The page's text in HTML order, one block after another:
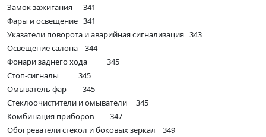
Замок зажигания 341
Фары и освещение 341
Указатели поворота и аварийная сигнализация 343
Освещение салона 344
Фонари заднего хода 345
Стоп-сигналы 345
Омыватель фар 345
Стеклоочистители и омыватели 345
Комбинация приборов 347
Обогреватели стекол и боковых зеркал 349